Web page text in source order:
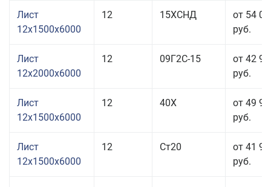
Лист
12x1500x6000
12 15ХСНД
от 54
руб.
Лист
12x2000x6000
12 09Г2С-15
от 42
руб.
Лист
12x1500x6000
12 40Х
от 49
руб.
Лист
12x1500x6000
12 Ст20
от 41
руб.